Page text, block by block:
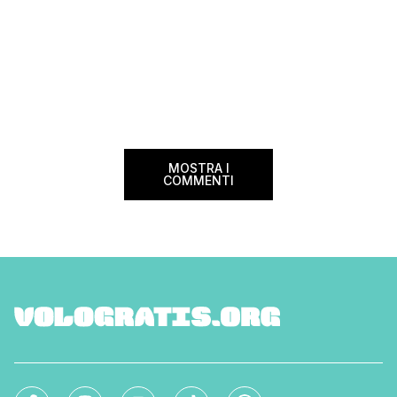
MOSTRA I
COMMENTI